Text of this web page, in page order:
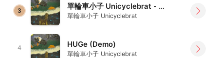
3 單輪車小子 Unicyclebrat - [HUGe] / H.O.T. 原創音樂大賽
單輪車小子 Unicyclebrat
4 HUGe (Demo)
單輪車小子 Unicyclebrat